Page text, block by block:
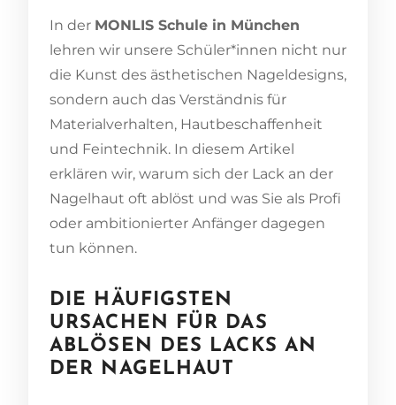
In der MONLIS Schule in München
lehren wir unsere Schüler*innen nicht nur
die Kunst des ästhetischen Nageldesigns,
sondern auch das Verständnis für
Materialverhalten, Hautbeschaffenheit
und Feintechnik. In diesem Artikel
erklären wir, warum sich der Lack an der
Nagelhaut oft ablöst und was Sie als Profi
oder ambitionierter Anfänger dagegen
tun können.
DIE HÄUFIGSTEN
URSACHEN FÜR DAS
ABLÖSEN DES LACKS AN
DER NAGELHAUT